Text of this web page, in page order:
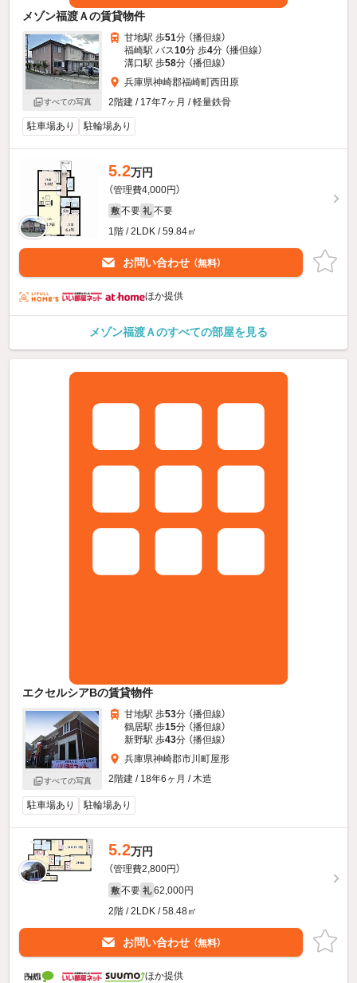
メゾン福渡Ａの賃貸物件
すべての写真
甘地駅 歩51分 （播但線）
福崎駅 バス10分 歩4分 （播但線）
溝口駅 歩58分 （播但線）
兵庫県神崎郡福崎町西田原
2階建 / 17年7ヶ月 / 軽量鉄骨
駐車場あり 駐輪場あり
5.2万円
（管理費4,000円）
敷 不要 礼 不要
1階 / 2LDK / 59.84㎡
お問い合わせ （無料）
ほか提供
メゾン福渡Ａのすべての部屋を見る
エクセルシアBの賃貸物件
すべての写真
甘地駅 歩53分 （播但線）
鶴居駅 歩15分 （播但線）
新野駅 歩43分 （播但線）
兵庫県神崎郡市川町屋形
2階建 / 18年6ヶ月 / 木造
駐車場あり 駐輪場あり
5.2万円
（管理費2,800円）
敷 不要 礼 62,000円
2階 / 2LDK / 58.48㎡
お問い合わせ （無料）
ほか提供